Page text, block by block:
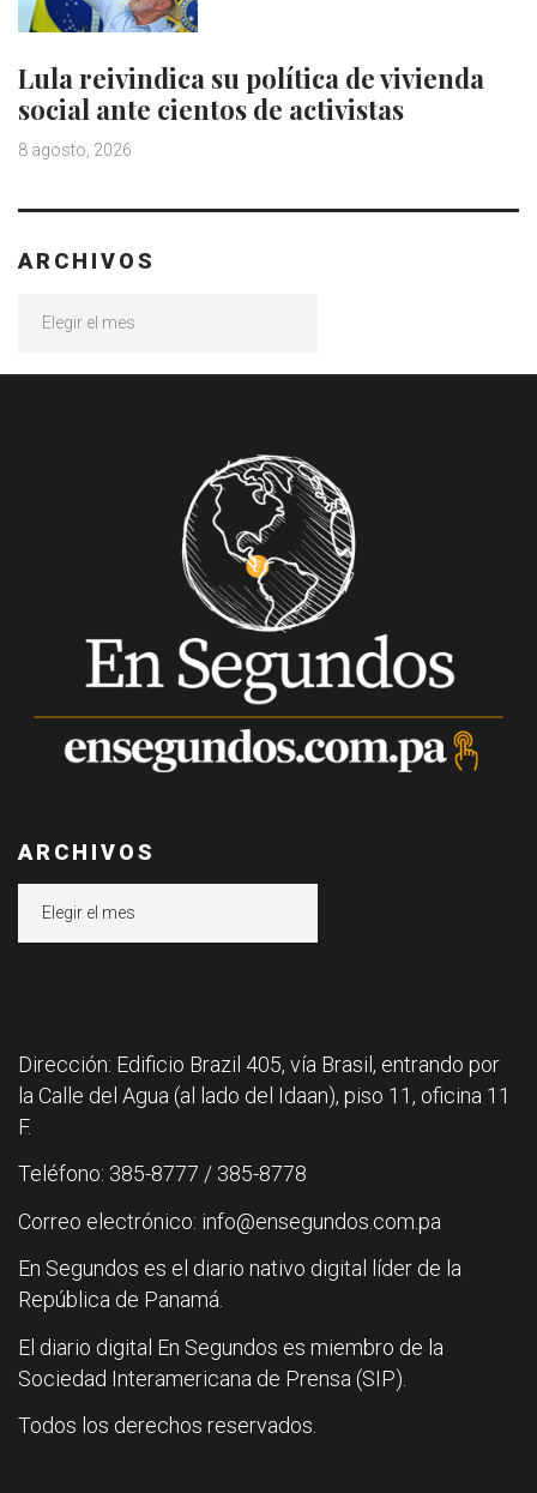
Lula reivindica su política de vivienda
social ante cientos de activistas
8 agosto, 2026
ARCHIVOS
ARCHIVOS
Dirección: Edificio Brazil 405, vía Brasil, entrando por
la Calle del Agua (al lado del Idaan), piso 11, oficina 11
F.
Teléfono: 385-8777 / 385-8778
Correo electrónico: info@ensegundos.com.pa
En Segundos es el diario nativo digital líder de la
República de Panamá.
El diario digital En Segundos es miembro de la
Sociedad Interamericana de Prensa (SIP).
Todos los derechos reservados.